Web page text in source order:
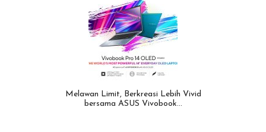
Melawan Limit, Berkreasi Lebih Vivid
bersama ASUS Vivobook…